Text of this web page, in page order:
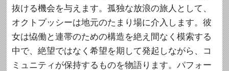
抜ける機会を与えます。孤独な放浪の旅人として、
オクトプッシーは地元のたまり場に介入します。彼
女は恊働と連帯のための構造を絶え間なく模索する
中で、絶望ではなく希望を期して発起しながら、コ
ミュニティが保持するものを物語ります。パフォー